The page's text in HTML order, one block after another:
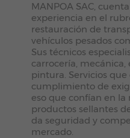
MANPOA SAC,
experiencia en el
restauración de
vehículos pesados
Sus técnicos
carrocería,
pintura. Servicios
cumplimiento de
eso que confían en
productos sellantes
da seguridad y
mercado.